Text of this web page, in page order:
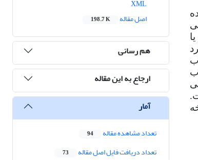
و یا
اصل مقاله
198.7 K
هم رسانی
ارجاع به این مقاله
آمار
تعداد مشاهده مقاله 94
تعداد دریافت فایل اصل مقاله 73